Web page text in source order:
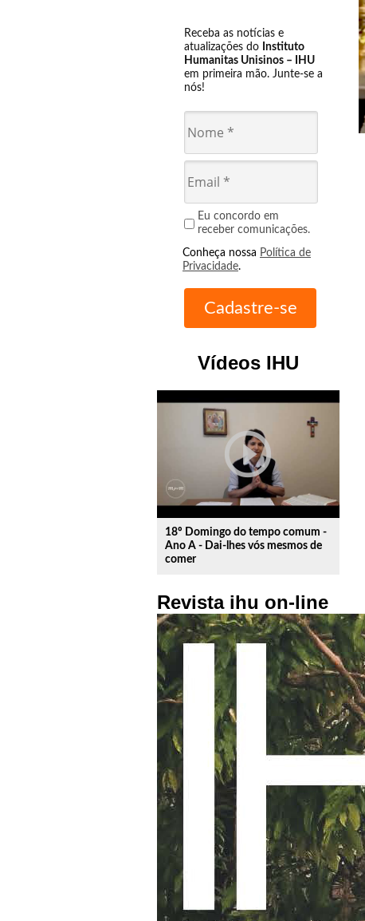
Receba as notícias e
atualizações do Instituto
Humanitas Unisinos – IHU
em primeira mão. Junte-se a
nós!
Eu concordo em
receber comunicações.
Conheça nossa Política de
Privacidade.
Vídeos IHU
play_circle_outline
18º Domingo do tempo comum -
Ano A - Dai-lhes vós mesmos de
comer
Revista ihu on-line